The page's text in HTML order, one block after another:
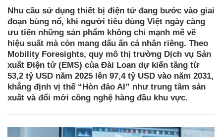
Nhu cầu sử dụng thiết bị điện tử đang bước vào giai
đoạn bùng nổ, khi người tiêu dùng Việt ngày càng
ưu tiên những sản phẩm không chỉ mạnh mẽ về
hiệu suất mà còn mang dấu ấn cá nhân riêng. Theo
Mobility Foresights, quy mô thị trường Dịch vụ Sản
xuất Điện tử (EMS) của Đài Loan dự kiến tăng từ
53,2 tỷ USD năm 2025 lên 97,4 tỷ USD vào năm 2031,
khẳng định vị thế “Hòn đảo AI” như trung tâm sản
xuất và đổi mới công nghệ hàng đầu khu vực.